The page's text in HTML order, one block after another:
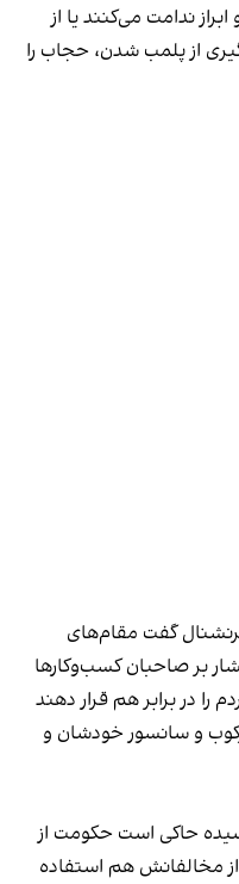
ندامت می‌کنند یا از
از پلمب شدن، حجاب را
گفت مقام‌های
بر صاحبان کسب‌وکارها
را در برابر هم قرار دهند
و سانسور خودشان و
حاکی است حکومت از
مخالفانش هم استفاده